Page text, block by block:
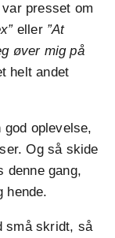
presset om
eller ”At
øver mig på
helt andet
oplevelse,
Og så skide
denne gang,
hende.
små skridt, så